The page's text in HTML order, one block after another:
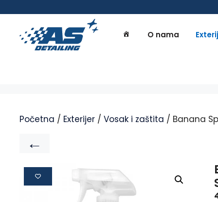
O nama
Početna / Exterijer / Vosak i zaštita / Banana
←